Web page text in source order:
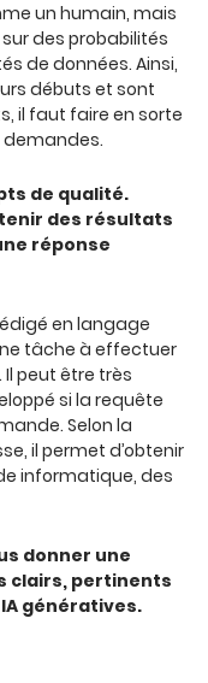
un humain, mais
des probabilités
de données. Ainsi,
débuts et sont
il faut faire en sorte
demandes.
de qualité.
des résultats
réponse
en langage
tâche à effectuer
peut être très
si la requête
Selon la
il permet d’obtenir
informatique, des
donner une
clairs, pertinents
génératives.